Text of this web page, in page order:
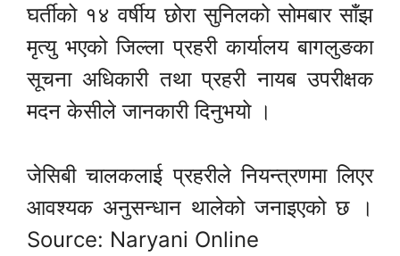
घर्तीको १४ वर्षीय छोरा सुनिलको सोमबार साँझ
मृत्यु भएको जिल्ला प्रहरी कार्यालय बागलुङका
सूचना अधिकारी तथा प्रहरी नायब उपरीक्षक
मदन केसीले जानकारी दिनुभयो ।
जेसिबी चालकलाई प्रहरीले नियन्त्रणमा लिएर
आवश्यक अनुसन्धान थालेको जनाइएको छ ।
Source: Naryani Online